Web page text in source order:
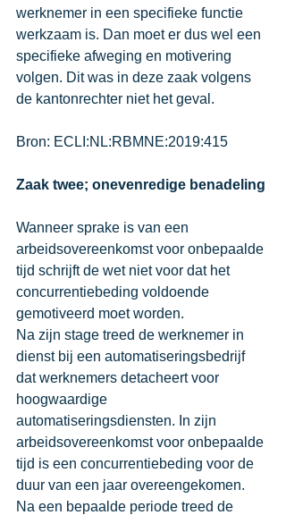
werknemer in een specifieke functie
werkzaam is. Dan moet er dus wel een
specifieke afweging en motivering
volgen. Dit was in deze zaak volgens
de kantonrechter niet het geval.
Bron: ECLI:NL:RBMNE:2019:415
Zaak twee; onevenredige benadeling
Wanneer sprake is van een
arbeidsovereenkomst voor onbepaalde
tijd schrijft de wet niet voor dat het
concurrentiebeding voldoende
gemotiveerd moet worden.
Na zijn stage treed de werknemer in
dienst bij een automatiseringsbedrijf
dat werknemers detacheert voor
hoogwaardige
automatiseringsdiensten. In zijn
arbeidsovereenkomst voor onbepaalde
tijd is een concurrentiebeding voor de
duur van een jaar overeengekomen.
Na een bepaalde periode treed de